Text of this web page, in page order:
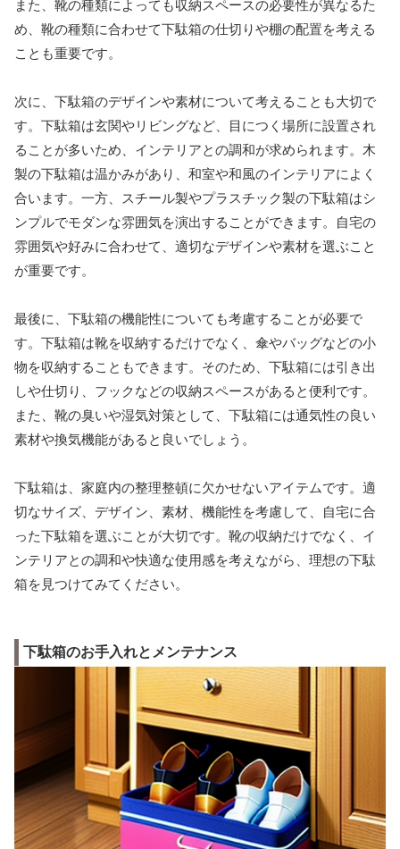
また、靴の種類によっても収納スペースの必要性が異なるた
め、靴の種類に合わせて下駄箱の仕切りや棚の配置を考える
ことも重要です。
次に、下駄箱のデザインや素材について考えることも大切で
す。下駄箱は玄関やリビングなど、目につく場所に設置され
ることが多いため、インテリアとの調和が求められます。木
製の下駄箱は温かみがあり、和室や和風のインテリアによく
合います。一方、スチール製やプラスチック製の下駄箱はシ
ンプルでモダンな雰囲気を演出することができます。自宅の
雰囲気や好みに合わせて、適切なデザインや素材を選ぶこと
が重要です。
最後に、下駄箱の機能性についても考慮することが必要で
す。下駄箱は靴を収納するだけでなく、傘やバッグなどの小
物を収納することもできます。そのため、下駄箱には引き出
しや仕切り、フックなどの収納スペースがあると便利です。
また、靴の臭いや湿気対策として、下駄箱には通気性の良い
素材や換気機能があると良いでしょう。
下駄箱は、家庭内の整理整頓に欠かせないアイテムです。適
切なサイズ、デザイン、素材、機能性を考慮して、自宅に合
った下駄箱を選ぶことが大切です。靴の収納だけでなく、イ
ンテリアとの調和や快適な使用感を考えながら、理想の下駄
箱を見つけてみてください。
下駄箱のお手入れとメンテナンス